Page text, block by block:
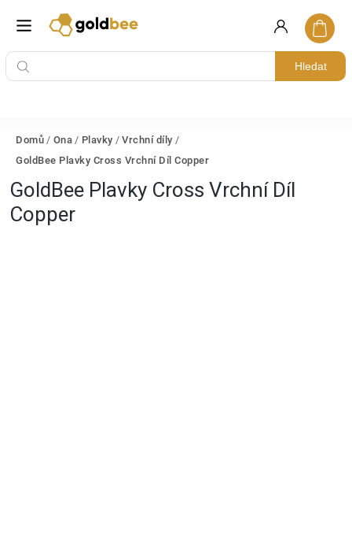
Hledat
Domů / Ona / Plavky / Vrchní díly /
GoldBee Plavky Cross Vrchní Díl Copper
GoldBee Plavky Cross Vrchní Díl
Copper